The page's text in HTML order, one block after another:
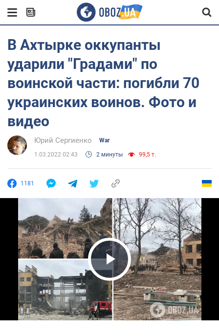
В Ахтырке оккупанты
ударили "Градами" по
воинской части: погибли 70
украинских воинов. Фото и
видео
Юрий Сергиенко War
1.03.2022 02:43 2 минуты 99,5 т.
1181
Play Video